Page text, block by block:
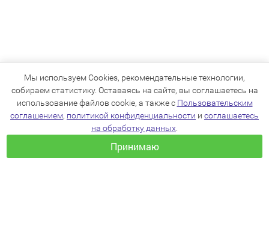
Мы используем Cookies, рекомендательные технологии,
собираем статистику. Оставаясь на сайте, вы соглашаетесь на
использование файлов cookie, а также с Пользовательским
соглашением, политикой конфиденциальности и соглашаетесь
на обработку данных
Принимаю